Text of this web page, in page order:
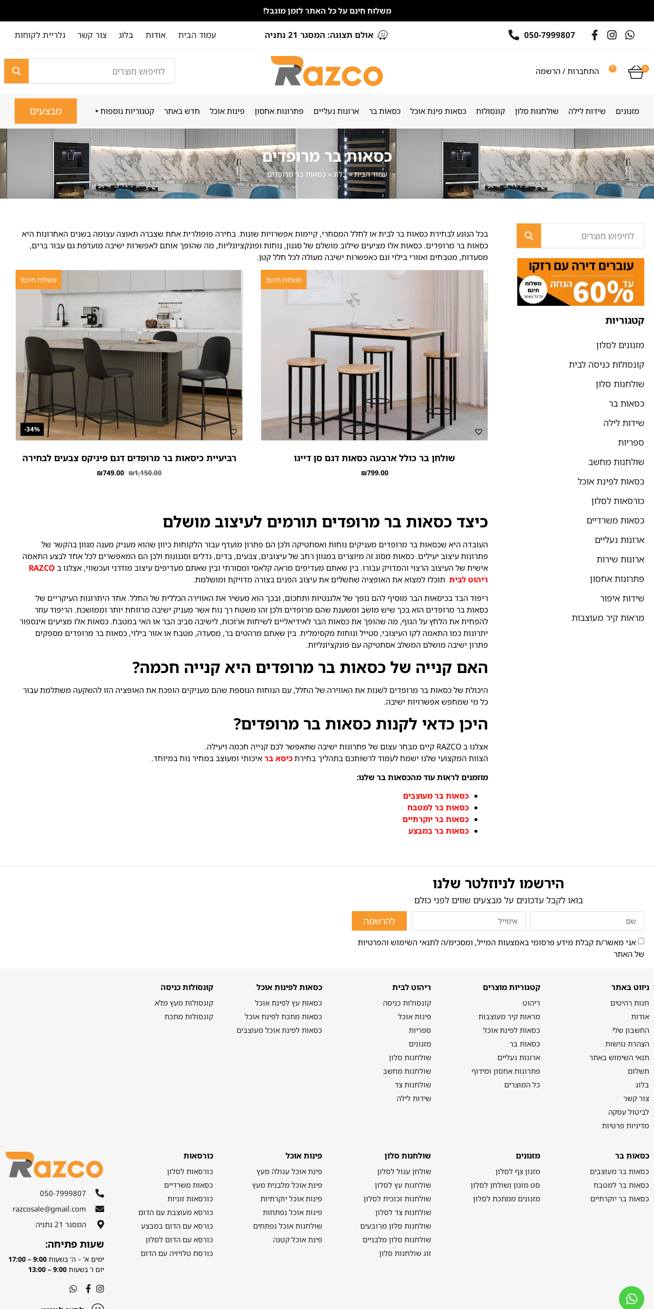
משלוח חינם על כל האתר לזמן מוגבל!
050-7999807 אולם תצוגה: המסגר 21 נתניה עמוד הבית אודות בלוג צור קשר גלריית לקוחות
0
0 התחברות / הרשמה
מזנונים שידות לילה שולחנות סלון קונסולות כסאות פינת אוכל כסאות בר ארונות נעליים פתרונות אחסון פינות אוכל חדש באתר קטגוריות נוספות מבצעים
כסאות בר מרופדים
עמוד הבית»בלוג » כסאות בר מרופדים
קטגוריות
מזנונים לסלון
קונסולות כניסה לבית
שולחנות סלון
כסאות בר
שידות לילה
ספריות
שולחנות מחשב
כסאות לפינת אוכל
כורסאות לסלון
כסאות משרדיים
ארונות נעליים
ארונות שירות
פתרונות אחסון
שידות איפור
מראות קיר מעוצבות
בכל הנוגע לבחירת כסאות בר לבית או לחלל המסחרי, קיימות אפשרויות שונות. בחירה פופולרית אחת שצברה תאוצה עצומה בשנים האחרונות היא
כסאות בר מרופדים. כסאות אלו מציעים שילוב מושלם של סגנון, נוחות ופונקציונליות, מה שהופך אותם לאפשרות ישיבה מועדפת גם עבור ברים,
מסעדות, מטבחים ואזורי בילוי וגם כאפשרות ישיבה מעולה לכל חלל קטן.
משלוח חינם!
שולחן בר כולל ארבעה כסאות דגם סן דייגו
₪799.00
משלוח חינם!
34%-
רביעיית כיסאות בר מרופדים דגם פיניקס צבעים לבחירה
₪1,150.00
₪749.00
כיצד כסאות בר מרופדים תורמים לעיצוב מושלם
העובדה היא שכסאות בר מרופדים מעניקים נוחות ואסתטיקה ולכן הם פתרון מועדף עבור הלקוחות כיוון שהוא מעניק מענה מגוון בהקשר של
פתרונות עיצוב יעילים. כסאות מסוג זה מיוצרים במגוון רחב של עיצובים, צבעים, בדים, גדלים וסגנונות ולכן הם המאפשרים לכל אחד לבצע התאמה
אישית של העיצוב הרצוי והמדויק עבורו. בין שאתם מעדיפים מראה קלאסי ומסורתי ובין שאתם מעדיפים עיצוב מודרני ועכשווי, אצלנו ב RAZCO
ריהוט לביתתוכלו למצוא את האופציה שתשלים את עיצוב הפנים בצורה מדויקת ומושלמת.
ריפוד הבד בכיסאות הבר מוסיף להם נופך של אלגנטיות ותחכום, ובכך הוא מעשיר את האווירה הכללית של החלל. אחד היתרונות העיקריים של
כסאות בר מרופדים הוא בכך שיש מושב ומשענת שהם מרופדים ולכן זהו משטח רך נוח אשר מעניק ישיבה מרווחת יותר וממושכת. הריפוד עוזר
להפחית את הלחץ על הגוף, מה שהופך את כסאות הבר לאידיאליים לשיחות ארוכות, לישיבה סביב הבר או האי במטבח. כסאות אלו מציעים אינספור
יתרונות כמו התאמה לקו העיצובי, סטייל ונוחות מקסימלית. בין שאתם מרהטים בר, מסעדה, מטבח או אזור בילוי, כסאות בר מרופדים מספקים
פתרון ישיבה מושלם המשלב אסתטיקה עם פונקציונליות.
האם קנייה של כסאות בר מרופדים היא קנייה חכמה?
היכולת של כסאות בר מרופדים לשנות את האווירה של החלל, עם הנוחות הנוספת שהם מעניקים הופכת את האופציה הזו להשקעה משתלמת עבור
כל מי שמחפש אפשרויות ישיבה.
היכן כדאי לקנות כסאות בר מרופדים?
אצלנו ב RAZCO קיים מבחר עצום של פתרונות ישיבה שתאפשר לכם קנייה חכמה ויעילה.
הצוות המקצועי שלנו ישמח לעמוד לרשותכם בתהליך בחירתכיסא בראיכותי ומעוצב במחיר נוח במיוחד.
מוזמנים לראות עוד מהכסאות בר שלנו:
כסאות בר מעוצבים
כסאות בר למטבח
כסאות בר יוקרתיים
כסאות בר במבצע
הירשמו לניוזלטר שלנו
בואו לקבל עדכונים על מבצעים שווים לפני כולם
אני מאשר/ת קבלת מידע פרסומי באמצעות המייל, ומסכימ/ה לתנאי השימוש והפרטיות
של האתר
להרשמה
ניווט באתר
חנות רהיטים
אודות
החשבון שלי
הצהרת נגישות
תנאי השימוש באתר
תשלום
בלוג
צור קשר
לביטול עסקה
מדיניות פרטיות
קטגוריות מוצרים
ריהוט
מראות קיר מעוצבות
כסאות לפינת אוכל
כסאות בר
ארונות נעליים
פתרונות אחסון ומידוף
כל המוצרים
ריהוט לבית
קונסולות כניסה
פינות אוכל
ספריות
מזנונים
שולחנות סלון
שולחנות מחשב
שולחנות צד
שידות לילה
כסאות לפינות אוכל
כסאות עץ לפינת אוכל
כסאות מתכת לפינת אוכל
כסאות לפינת אוכל מעוצבים
קונסולות כניסה
קונסולות מעץ מלא
קונסולות מתכת
כסאות בר
כסאות בר מעוצבים
כסאות בר למטבח
כסאות בר יוקרתיים
מזנונים
מזנון צף לסלון
סט מזנון ושולחן לסלון
מזנונים ממתכת לסלון
שולחנות סלון
שולחן עגול לסלון
שולחנות עץ לסלון
שולחנות זכוכית לסלון
שולחנות צד לסלון
שולחנות סלון מרובעים
שולחנות סלון מלבניים
זוג שולחנות סלון
פינות אוכל
פינת אוכל עגולה מעץ
פינת אוכל מלבנית מעץ
פינות אוכל יוקרתיות
פינות אוכל נפתחות
שולחנות אוכל נפתחים
פינת אוכל קטנה
כורסאות
כורסאות לסלון
כסאות משרדיים
כורסאות זוגיות
כורסא מעוצבת עם הדום
כורסא עם הדום במבצע
כורסא עם הדום לסלון
כורסת טלויזיה עם הדום
050-7999807
razcosale@gmail.com
המסגר 21 נתניה
שעות פתיחה:
ימים א' – ה' בשעות 9:00 – 17:00
יום ו' בשעות 9:00 – 13:00